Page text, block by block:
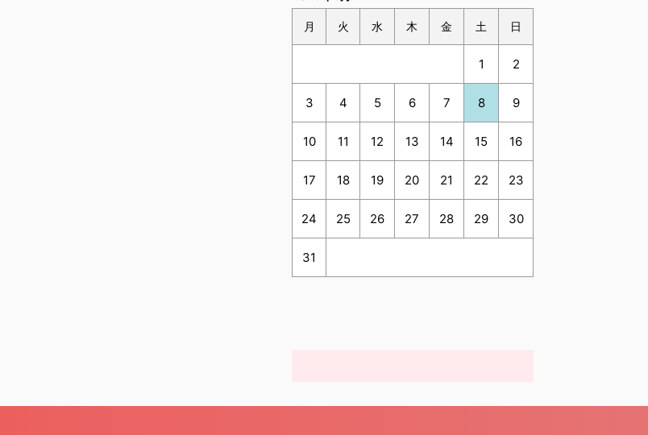
月 火 水 木 金 土 日
1 2
3 4 5 6 7 8 9
10 11 12 13 14 15 16
17 18 19 20 21 22 23
24 25 26 27 28 29 30
31